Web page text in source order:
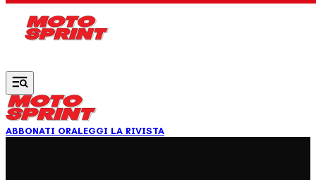
ABBONATI ORALEGGI LA RIVISTA